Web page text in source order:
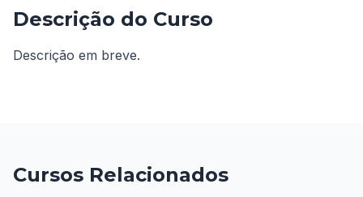
Descrição do Curso
Descrição em breve.
Cursos Relacionados